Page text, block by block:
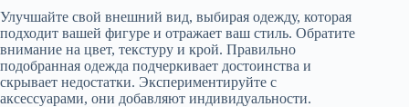
Улучшайте свой внешний вид, выбирая одежду, которая
подходит вашей фигуре и отражает ваш стиль. Обратите
внимание на цвет, текстуру и крой. Правильно
подобранная одежда подчеркивает достоинства и
скрывает недостатки. Экспериментируйте с
аксессуарами, они добавляют индивидуальности.